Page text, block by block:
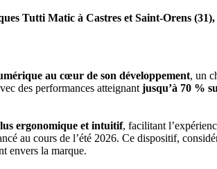
Tutti Matic à Castres et Saint-Orens (31),
au cœur de son développement, un
des performances atteignant jusqu’à 70 %
ergonomique et intuitif, facilitant
au cours de l’été 2026. Ce dispositif,
envers la marque.